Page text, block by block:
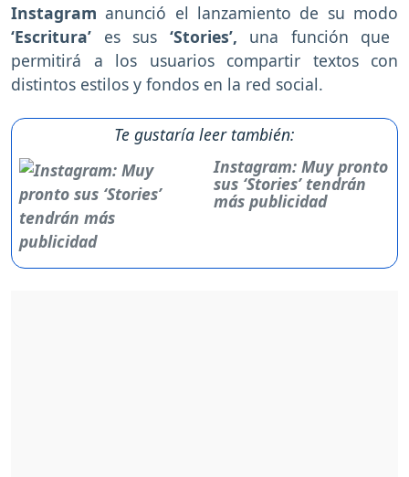
Instagramanunció el lanzamiento de su modo
‘Escritura’ es sus ‘Stories’, una función que
permitirá a los usuarios compartir textos con
distintos estilos y fondos en la red social.
Te gustaría leer también:
Instagram: Muy pronto
sus ‘Stories’ tendrán
más publicidad